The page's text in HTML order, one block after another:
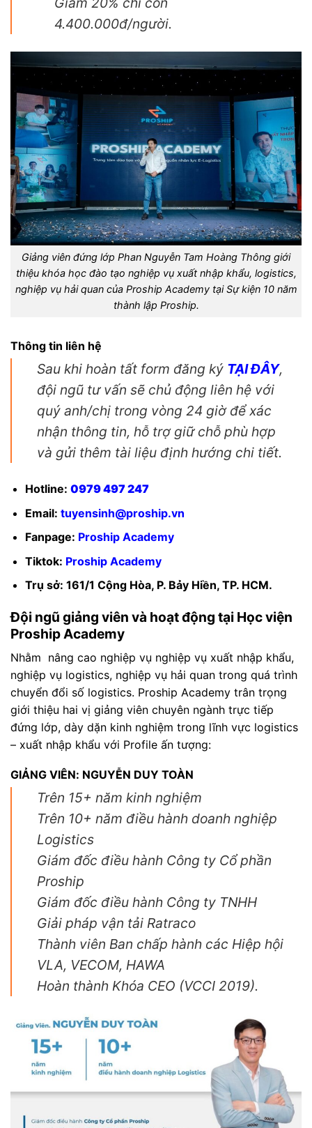
4.400.000đ/người.
Giảng viên đứng lớp Phan Nguyễn Tam Hoàng Thông giới
thiệu khóa học đào tạo nghiệp vụ xuất nhập khẩu, logistics,
nghiệp vụ hải quan của Proship Academy tại Sự kiện 10 năm
thành lập Proship.
Thông tin liên hệ
Sau khi hoàn tất form đăng ký TẠI ĐÂY,
đội ngũ tư vấn sẽ chủ động liên hệ với
quý anh/chị trong vòng 24 giờ để xác
nhận thông tin, hỗ trợ giữ chỗ phù hợp
và gửi thêm tài liệu định hướng chi tiết.
Hotline: 0979 497 247
Email: tuyensinh@proship.vn
Fanpage: Proship Academy
Tiktok: Proship Academy
Trụ sở: 161/1 Cộng Hòa, P. Bảy Hiền, TP. HCM.
Đội ngũ giảng viên và hoạt động tại Học viện
Proship Academy
Nhằm nâng cao nghiệp vụ nghiệp vụ xuất nhập khẩu,
nghiệp vụ logistics, nghiệp vụ hải quan trong quá trình
chuyển đổi số logistics. Proship Academy trân trọng
giới thiệu hai vị giảng viên chuyên ngành trực tiếp
đứng lớp, dày dặn kinh nghiệm trong lĩnh vực logistics
– xuất nhập khẩu với Profile ấn tượng:
GIẢNG VIÊN: NGUYỄN DUY TOÀN
Trên 15+ năm kinh nghiệm
Trên 10+ năm điều hành doanh nghiệp
Logistics
Giám đốc điều hành Công ty Cổ phần
Proship
Giám đốc điều hành Công ty TNHH
Giải pháp vận tải Ratraco
Thành viên Ban chấp hành các Hiệp hội
VLA, VECOM, HAWA
Hoàn thành Khóa CEO (VCCI 2019).